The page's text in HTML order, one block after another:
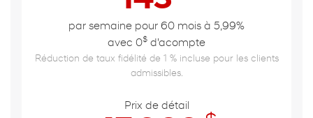
par semaine pour 60 mois à 5,99%
avec 0$ d'acompte
Réduction de taux fidélité de 1 % incluse pour les clients
admissibles.
Prix de détail